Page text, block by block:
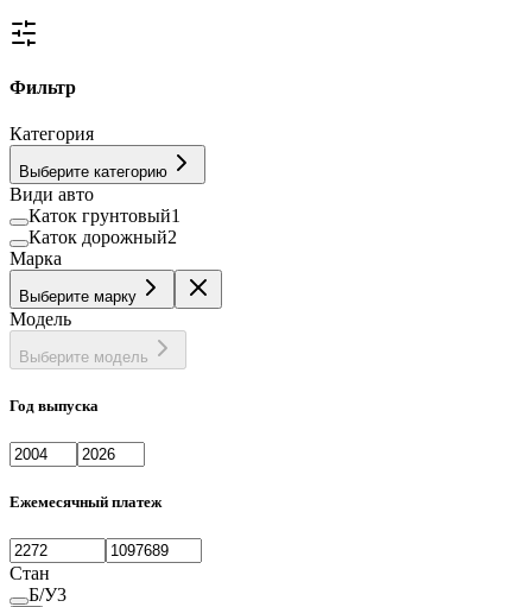
Фильтр
Категория
Выберите категорию
Види авто
Каток грунтовый1
Каток дорожный2
Марка
Выберите марку
Модель
Выберите модель
Год выпуска
Ежемесячный платеж
Стан
Б/У3